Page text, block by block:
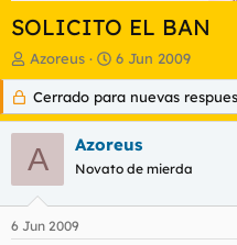
SOLICITO EL BAN
I
n
c
i
a
d
o
d
Azoreus
F
e
c
h
d
e
i
6 Jun 2009
Cerrado para nuevas
A Azoreus
Novato de mierda
6 Jun 2009